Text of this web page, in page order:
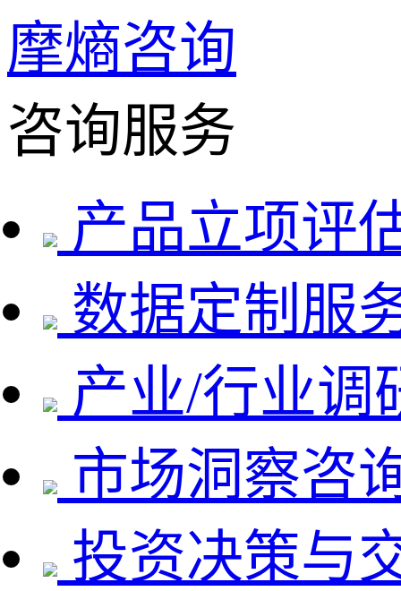
摩熵咨询
咨询服务
产品立项评
数据定制服
产业/行业调
市场洞察咨
投资决策与